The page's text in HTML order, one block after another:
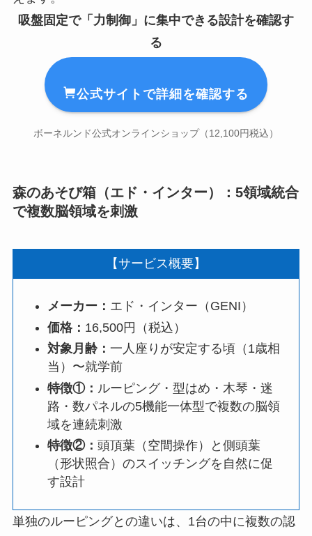
吸盤固定で「力制御」に集中できる設計を確認す
る
公式サイトで詳細を確認する
ボーネルンド公式オンラインショップ（12,100円税込）
森のあそび箱（エド・インター）：5領域統合
で複数脳領域を刺激
【サービス概要】
メーカー： エド・インター（GENI）
価格： 16,500円（税込）
対象月齢：一人座りが安定する頃（1歳相
当）〜就学前
特徴①： ルーピング・型はめ・木琴・迷
路・数パネルの5機能一体型で複数の脳領
域を連続刺激
特徴②：頭頂葉（空間操作）と側頭葉
（形状照合）のスイッチングを自然に促
す設計
単独のルーピングとの違いは、1台の中に複数の認